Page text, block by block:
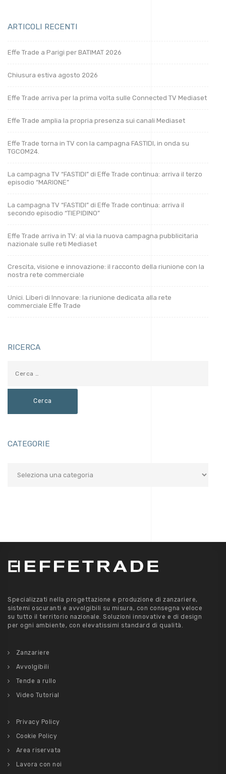
ARTICOLI RECENTI
Effe Trade a Parigi per BATIMAT 2026
Chiusura estiva agosto 2026
Effe Trade arriva per la prima volta sulle Connected TV Mediaset
Effe Trade amplia la propria presenza sui canali Mediaset
Effe Trade torna in TV con la campagna FASTIDI, in onda su
TGCOM24.
La campagna TV “FASTIDI” di Effe Trade continua: arriva il terzo
episodio “MARIONE”
La campagna TV “FASTIDI” di Effe Trade continua: arriva il
secondo episodio “TIEPIDINO”
Effe Trade arriva in TV: al via la nuova campagna pubblicitaria
nazionale sulle reti Mediaset
Crescita, visione e innovazione: il racconto della riunione con la
nostra rete commerciale
Unici. Liberi di Innovare: la riunione dedicata alla rete
commerciale Effe Trade
RICERCA
CATEGORIE
Specializzati nella progettazione e produzione di zanzariere,
sistemi oscuranti e avvolgibili su misura, con consegna veloce
su tutto il territorio nazionale. Soluzioni innovative e di design
per ogni ambiente, con elevatissimi standard di qualità.
Zanzariere
Avvolgibili
Tende a rullo
Video Tutorial
Privacy Policy
Cookie Policy
Area riservata
Lavora con noi